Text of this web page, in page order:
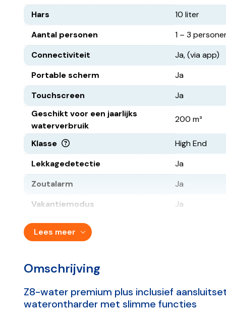
Hars
10 liter
Aantal personen
1 – 3
Connectiviteit
Ja, (via app)
Portable scherm
Ja
Touchscreen
Ja
Geschikt voor een jaarlijks
waterverbruik
200 m³
Klasse
High End
Lekkagedetectie
Ja
Zoutalarm
Ja
Vakantiemodus
Ja
Bypass
Uitvoering
Type
Resthardheid water instelbaar
Ja
Lees meer
Omschrijving
Z8-water premium plus inclusief
waterontharder met slimme functies